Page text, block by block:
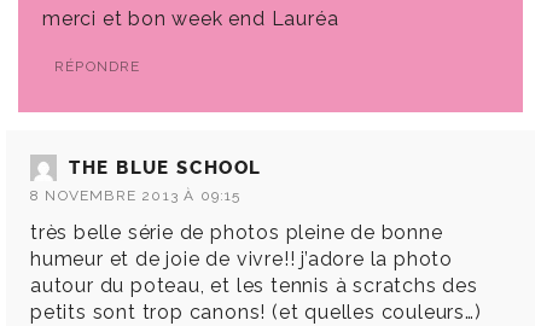
merci et bon week end Lauréa
RÉPONDRE
THE BLUE SCHOOL
8 NOVEMBRE 2013 À 09:15
très belle série de photos pleine de bonne
humeur et de joie de vivre!! j’adore la photo
autour du poteau, et les tennis à scratchs des
petits sont trop canons! (et quelles couleurs…)